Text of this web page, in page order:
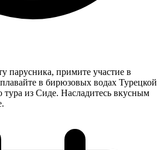
парусника, примите участие в
в бирюзовых водах Турецкой
тура из Сиде. Насладитесь вкусным